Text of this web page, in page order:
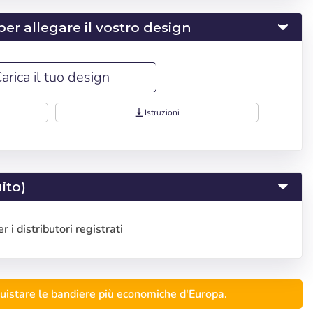
Deutsch
allegare il vostro design
il tuo design
vertical_align_bottom Istruzioni
i distributori registrati
le bandiere più economiche d'Europa.
Continua